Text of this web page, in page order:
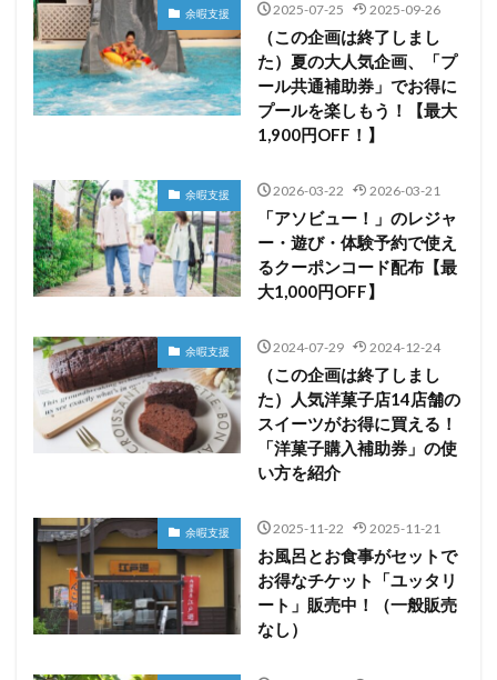
余暇支援 2025-07-25 2025-09-26
（この企画は終了しまし
た）夏の大人気企画、「プ
ール共通補助券」でお得に
プールを楽しもう！【最大
1,900円OFF！】
余暇支援 2026-03-22 2026-03-21
「アソビュー！」のレジャ
ー・遊び・体験予約で使え
るクーポンコード配布【最
大1,000円OFF】
余暇支援 2024-07-29 2024-12-24
（この企画は終了しまし
た）人気洋菓子店14店舗の
スイーツがお得に買える！
「洋菓子購入補助券」の使
い方を紹介
余暇支援 2025-11-22 2025-11-21
お風呂とお食事がセットで
お得なチケット「ユッタリ
ート」販売中！（一般販売
なし）